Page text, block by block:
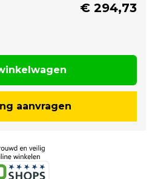
€ 294,73
aanvragen